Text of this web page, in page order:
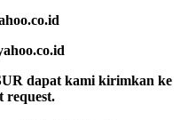
dapat kami kirimkan ke
request.